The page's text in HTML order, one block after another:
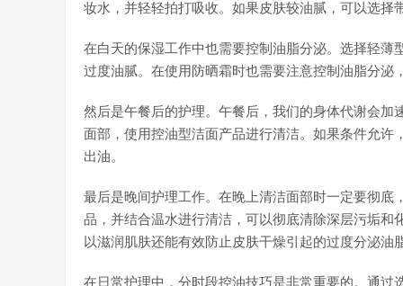
妆水，并轻轻拍打吸收。如果皮肤较油腻，可以选择
在白天的保湿工作中也需要控制油脂分泌。选择轻
过度油腻。在使用防晒霜时也需要注意控制油脂分泌
然后是午餐后的护理。午餐后，我们的身体代谢会
面部，使用控油型洁面产品进行清洁。如果条件允
出油。
最后是晚间护理工作。在晚上清洁面部时一定要彻
品，并结合温水进行清洁，可以彻底清除深层污垢
以滋润肌肤还能有效防止皮肤干燥引起的过度分泌油
在日常护理中，分时段控油技巧是非常重要的。通过